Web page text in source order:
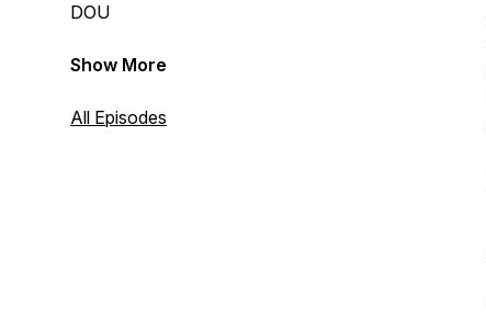
DOU
Show More
All Episodes